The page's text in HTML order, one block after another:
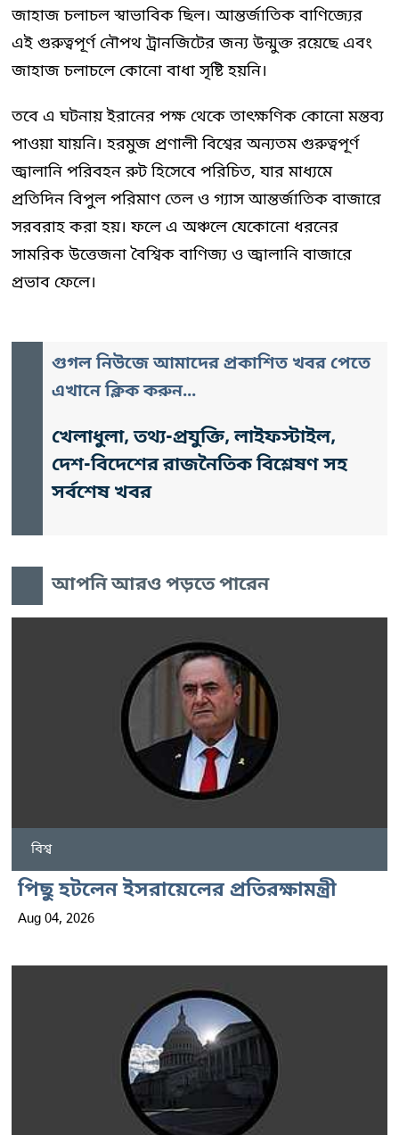
জাহাজ চলাচল স্বাভাবিক ছিল। আন্তর্জাতিক বাণিজ্যের
এই গুরুত্বপূর্ণ নৌপথ ট্রানজিটের জন্য উন্মুক্ত রয়েছে এবং
জাহাজ চলাচলে কোনো বাধা সৃষ্টি হয়নি।
তবে এ ঘটনায় ইরানের পক্ষ থেকে তাৎক্ষণিক কোনো মন্তব্য
পাওয়া যায়নি। হরমুজ প্রণালী বিশ্বের অন্যতম গুরুত্বপূর্ণ
জ্বালানি পরিবহন রুট হিসেবে পরিচিত, যার মাধ্যমে
প্রতিদিন বিপুল পরিমাণ তেল ও গ্যাস আন্তর্জাতিক বাজারে
সরবরাহ করা হয়। ফলে এ অঞ্চলে যেকোনো ধরনের
সামরিক উত্তেজনা বৈশ্বিক বাণিজ্য ও জ্বালানি বাজারে
প্রভাব ফেলে।
গুগল নিউজে আমাদের প্রকাশিত খবর পেতে
এখানে ক্লিক করুন...
খেলাধুলা, তথ্য-প্রযুক্তি, লাইফস্টাইল,
দেশ-বিদেশের রাজনৈতিক বিশ্লেষণ সহ
সর্বশেষ খবর
আপনি আরও পড়তে পারেন
বিশ্ব
পিছু হটলেন ইসরায়েলের প্রতিরক্ষামন্ত্রী
Aug 04, 2026